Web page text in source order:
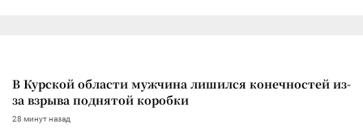
В Курской области мужчина лишился конечностей из-
за взрыва поднятой коробки
28 минут назад